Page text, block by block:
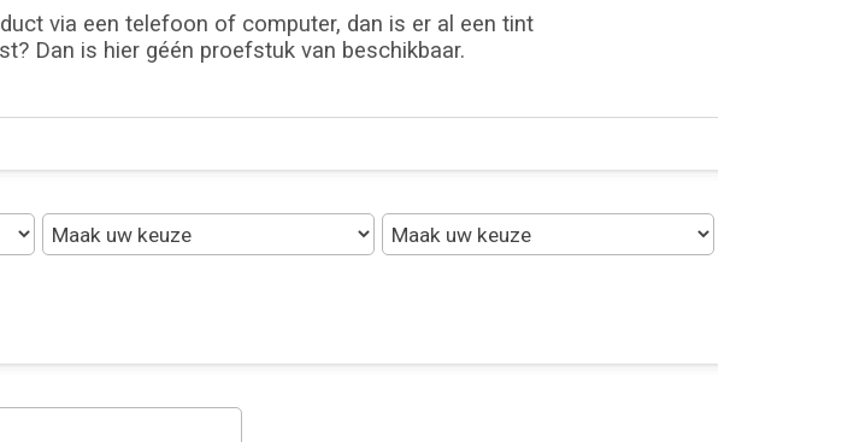
via een telefoon of computer, dan is er al een tint
Dan is hier géén proefstuk van beschikbaar.